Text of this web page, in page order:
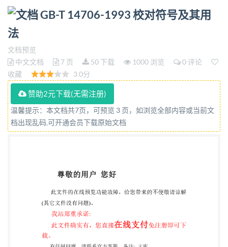
问:哪里下载GB-T 14706-1993 校对符号及其用法答:
请联系微信:siduwenku
GB-T 14706-1993 校对符号及其用
法
文档预览
中文文档
7 页 50 下载 1000 浏览
0 评论
收藏
3.0分
赞助2元下载(无需注册)
温馨提示：本文档共7页，可预览 3 页，如浏览全部内容或当前文
档出现乱码,可开通会员下载原始文档